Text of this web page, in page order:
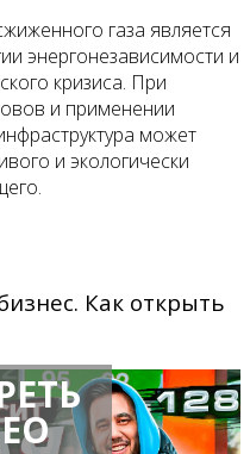
газа является
энергонезависимости и
кризиса. При
и применении
может
и экологически
Как открыть